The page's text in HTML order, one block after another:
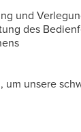
und
des
um unsere